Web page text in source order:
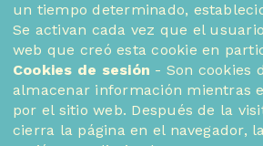
un tiempo determinado,
Se activan cada vez que el
web que creó esta cookie en
Cookies de sesión - Son cookies
almacenar información mientras
por el sitio web. Después de la
cierra la página en el navegador,